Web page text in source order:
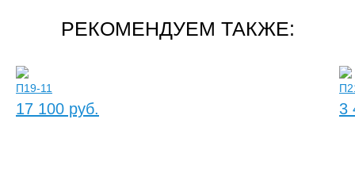
РЕКОМЕНДУЕМ ТАКЖЕ:
П19-11
17 100 руб. 3